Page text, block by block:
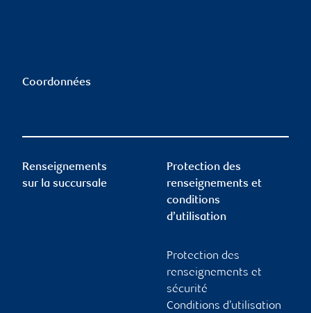
Coordonnées
Renseignements
sur la succursale
Protection des
renseignements et
conditions
d’utilisation
Protection des
renseignements et
sécurité
Conditions d’utilisation